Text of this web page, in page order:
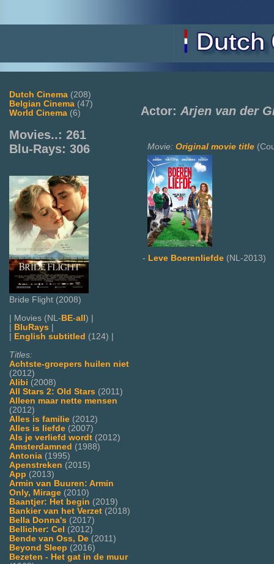
Dutch Cinema (208)
Belgian Cinema (47)
World Cinema (6)
Movies..: 261
Blu-Rays: 306
Bride Flight (2008)
| Movies (NL-BE-all) |
| BluRays |
| English subtitled (124) |
Titles:
Achtste-groepers huilen niet
(2012)
Alibi (2008)
All Stars 2: Old Stars (2011)
Alleen maar nette mensen
(2012)
Alles is familie (2012)
Alles is liefde (2007)
Als je verliefd wordt (2012)
Amsterdamned (1988)
Antonia (1995)
Apenstreken (2015)
App (2013)
Armin van Buuren: Armin
Only, Mirage (2010)
Baantjer: Het begin (2019)
Bankier van het Verzet (2018)
Bella Donna's (2017)
Bellicher: Cel (2012)
Bende van Oss, De (2011)
Beyond Sleep (2016)
Bezeten - Het gat in de muur
Actor: Arjen van der
Movie: Original movie title
- Leve Boerenliefde (NL-2013)